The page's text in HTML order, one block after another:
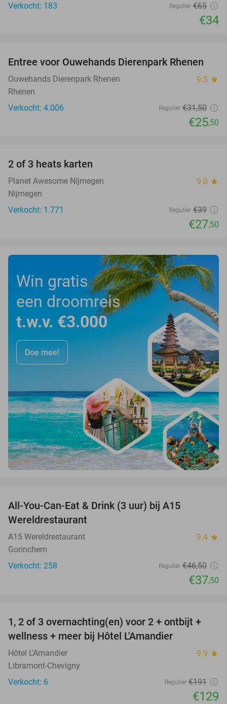
Verkocht: 183
Regulier €65
€34
19%
Entree voor Ouwehands Dierenpark Rhenen
Ouwehands Dierenpark Rhenen 9.5 star
Rhenen
Verkocht: 4.006
Regulier €31,50
€25,50
2 of 3 heats karten
Planet Awesome Nijmegen 9.0 star
Nijmegen
Verkocht: 1.771
Regulier €39
€27,50
Win gratis
een droomreis
t.w.v. €3.000
Doe mee!
All-You-Can-Eat & Drink (3 uur) bij A15
Wereldrestaurant
A15 Wereldrestaurant 9.4 star
Gorinchem
Verkocht: 258
Regulier €46,50
€37,50
32%
TODAY
1, 2 of 3 overnachting(en) voor 2 + ontbijt +
wellness + meer bij Hôtel L'Amandier
Hôtel L'Amandier 9.9 star
Libramont-Chevigny
Verkocht: 6
Regulier €191
€129